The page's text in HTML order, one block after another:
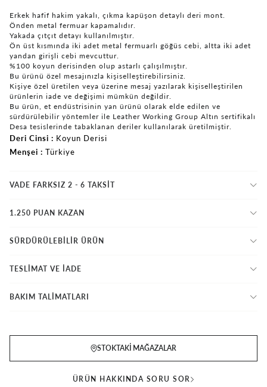
Erkek hafif hakim yakalı, çıkma kapüşon detaylı deri mont.
Önden metal fermuar kapamalıdır.
Yakada çıtçıt detayı kullanılmıştır.
Ön üst kısmında iki adet metal fermuarlı göğüs cebi, altta iki adet
yandan girişli cebi mevcuttur.
%100 koyun derisinden olup astarlı çalışılmıştır.
Bu ürünü özel mesajınızla kişiselleştirebilirsiniz.
Kişiye özel üretilen veya üzerine mesaj yazılarak kişiselleştirilen
ürünlerin iade ve değişimi mümkün değildir.
Bu ürün, et endüstrisinin yan ürünü olarak elde edilen ve
sürdürülebilir yöntemler ile Leather Working Group Altın sertifikalı
Desa tesislerinde tabaklanan deriler kullanılarak üretilmiştir.
Deri Cinsi
Koyun Derisi
Menşei
Türkiye
VADE FARKSIZ 2 - 6 TAKSIT
1.250 PUAN KAZAN
SÜRDÜRÜLEBİLİR ÜRÜN
TESLİMAT VE İADE
BAKIM TALİMATLARI
STOKTAKI MAĞAZALAR
ÜRÜN HAKKINDA SORU SOR